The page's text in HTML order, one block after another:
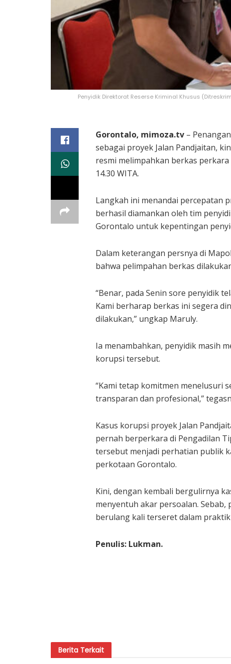
Penyidik Direktorat Reserse Kriminal Khusus
Gorontalo, mimoza.tv –
sebagai proyek Jalan Pandjaitan,
resmi melimpahkan berkas perkara
14.30 WITA.
Langkah ini menandai percepatan
berhasil diamankan oleh tim
Gorontalo untuk kepentingan
Dalam keterangan persnya di
bahwa pelimpahan berkas
“Benar, pada Senin sore penyidik
Kami berharap berkas ini segera
dilakukan,” ungkap Maruly.
Ia menambahkan, penyidik masih
korupsi tersebut.
“Kami tetap komitmen menelusuri
transparan dan profesional,”
Kasus korupsi proyek Jalan
pernah berperkara di Pengadilan
tersebut menjadi perhatian publik
perkotaan Gorontalo.
Kini, dengan kembali bergulirnya
menyentuh akar persoalan.
berulang kali terseret dalam
Penulis: Lukman.
Berita Terkait